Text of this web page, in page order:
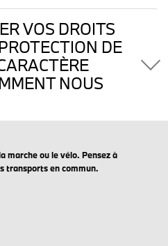
VOS DROITS
DE
NOUS
marche ou le vélo. Pensez à
transports en commun.